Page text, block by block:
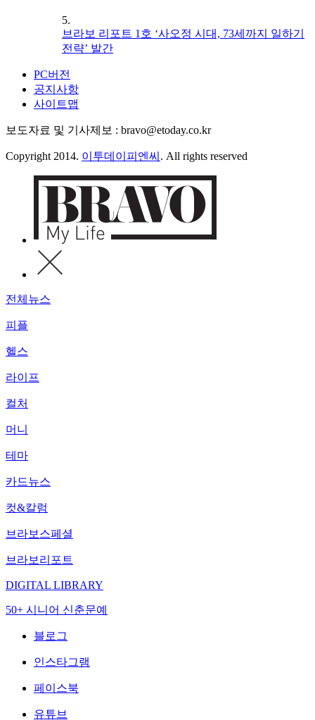
5.
브라보 리포트 1호 ‘사오정 시대, 73세까지 일하기
전략’ 발간
PC버전
공지사항
사이트맵
보도자료 및 기사제보 : bravo@etoday.co.kr
Copyright 2014. 이투데이피엔씨 . All rights reserved
전체뉴스
피플
헬스
라이프
컬처
머니
테마
카드뉴스
컷&칼럼
브라보스페셜
브라보리포트
DIGITAL LIBRARY
50+ 시니어 신춘문예
블로그
인스타그램
페이스북
유튜브